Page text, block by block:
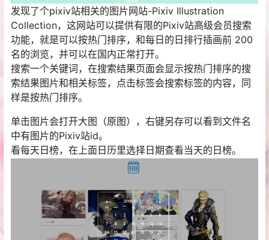
发现了个pixiv站相关的图片网站-Pixiv Illustration
Collection，这网站可以提供有限的Pixiv站高级会员搜索
功能，就是可以按热门排序，和每日的日排行插画前 200
名的浏览，并可以在国内正常打开。
搜索一个关键词，在搜索结果页面会显示按热门排序的搜
索结果图片和相关标签，点击标签会搜索标签的内容，同
样是按热门排序。
单击图片会打开大图（原图），右键另存可以看到文件名
中有图片的Pixiv站id。
看每天日榜，在上面日历里选择日期查看当天的日榜。